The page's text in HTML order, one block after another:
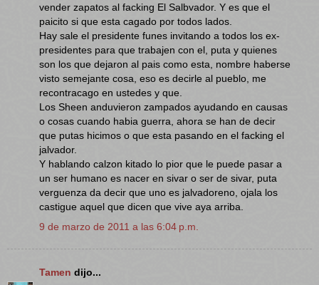
vender zapatos al facking El Salbvador. Y es que el
paicito si que esta cagado por todos lados.
Hay sale el presidente funes invitando a todos los ex-
presidentes para que trabajen con el, puta y quienes
son los que dejaron al pais como esta, nombre haberse
visto semejante cosa, eso es decirle al pueblo, me
recontracago en ustedes y que.
Los Sheen anduvieron zampados ayudando en causas
o cosas cuando habia guerra, ahora se han de decir
que putas hicimos o que esta pasando en el facking el
jalvador.
Y hablando calzon kitado lo pior que le puede pasar a
un ser humano es nacer en sivar o ser de sivar, puta
verguenza da decir que uno es jalvadoreno, ojala los
castigue aquel que dicen que vive aya arriba.
9 de marzo de 2011 a las 6:04 p.m.
Tamen dijo...